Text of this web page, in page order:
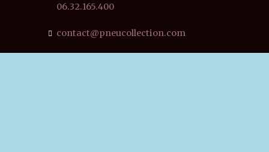
06.32.165.400
contact@pneucollection.com